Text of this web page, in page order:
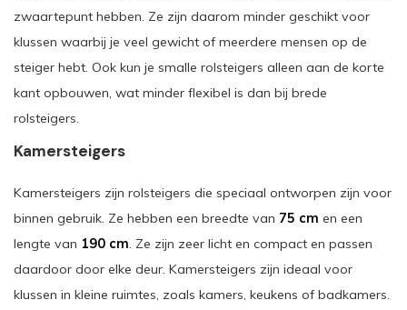
zwaartepunt hebben. Ze zijn daarom minder geschikt voor
klussen waarbij je veel gewicht of meerdere mensen op de
steiger hebt. Ook kun je smalle rolsteigers alleen aan de korte
kant opbouwen, wat minder flexibel is dan bij brede
rolsteigers.
Kamersteigers
Kamersteigers zijn rolsteigers die speciaal ontworpen zijn voor
binnen gebruik. Ze hebben een breedte van 75 cm en een
lengte van 190 cm. Ze zijn zeer licht en compact en passen
daardoor door elke deur. Kamersteigers zijn ideaal voor
klussen in kleine ruimtes, zoals kamers, keukens of badkamers.